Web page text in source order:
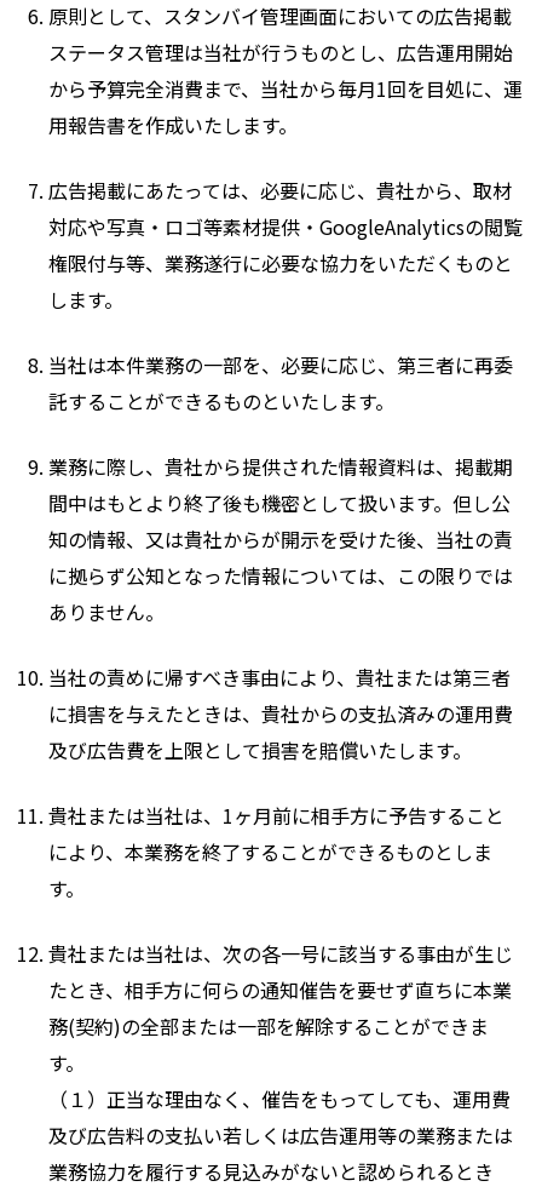
原則として、スタンバイ管理画面においての広告掲載
ステータス管理は当社が行うものとし、広告運用開始
から予算完全消費まで、当社から毎月1回を目処に、運
用報告書を作成いたします。
広告掲載にあたっては、必要に応じ、貴社から、取材
対応や写真・ロゴ等素材提供・GoogleAnalyticsの閲覧
権限付与等、業務遂行に必要な協力をいただくものと
します。
当社は本件業務の一部を、必要に応じ、第三者に再委
託することができるものといたします。
業務に際し、貴社から提供された情報資料は、掲載期
間中はもとより終了後も機密として扱います。但し公
知の情報、又は貴社からが開示を受けた後、当社の責
に拠らず公知となった情報については、この限りでは
ありません。
当社の責めに帰すべき事由により、貴社または第三者
に損害を与えたときは、貴社からの支払済みの運用費
及び広告費を上限として損害を賠償いたします。
貴社または当社は、1ヶ月前に相手方に予告すること
により、本業務を終了することができるものとしま
す。
貴社または当社は、次の各一号に該当する事由が生じ
たとき、相手方に何らの通知催告を要せず直ちに本業
務(契約)の全部または一部を解除することができま
す。
（１）正当な理由なく、催告をもってしても、運用費
及び広告料の支払い若しくは広告運用等の業務または
業務協力を履行する見込みがないと認められるとき